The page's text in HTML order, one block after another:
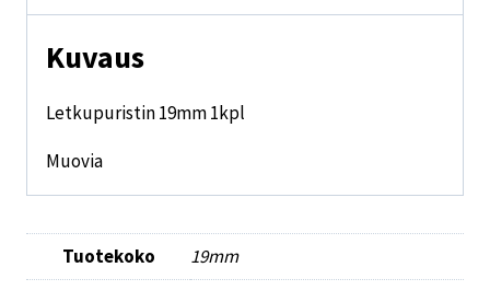
Kuvaus
Letkupuristin 19mm 1kpl
Muovia
Tuotekoko 19mm